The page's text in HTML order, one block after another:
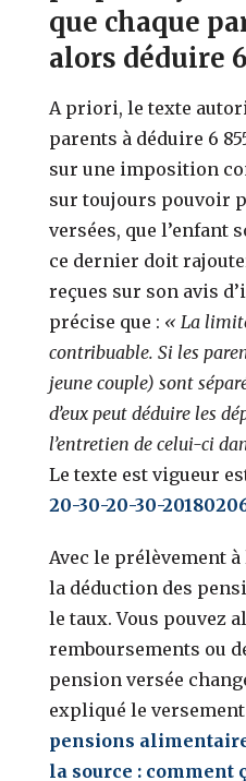
que chaque
alors déduire
A priori, le texte
parents à déduire 6
sur une imposition
sur toujours pouvoir
versées, que l’enfant
ce dernier doit
reçues sur son avis
précise que : « La
contribuable. Si les
jeune couple) sont
d’eux peut déduire les
l’entretien de celui-ci
Le texte est vigueur
20-30-20-30-
Avec le prélèvement
la déduction des
le taux. Vous pouvez
remboursements ou
pension versée
expliqué le
pensions
la source : comment